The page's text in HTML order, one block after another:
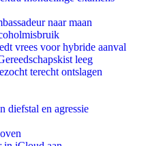
naar maan
vrees voor hybride aanval
leeg
terecht ontslagen
diefstal en agressie